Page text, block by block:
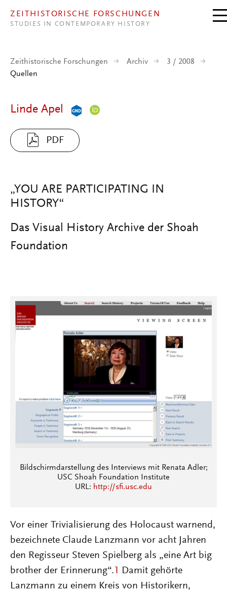
ZEITHISTORISCHE FORSCHUNGEN
STUDIES IN CONTEMPORARY HISTORY
Zeithistorische Forschungen Archiv
3 / 2008
Quellen
Linde Apel
PDF
„YOU ARE PARTICIPATING IN
HISTORY“
Das Visual History Archive der Shoah
Foundation
Bildschirmdarstellung des Interviews mit Renata Adler;
USC Shoah Foundation Institute
URL: http://sfi.usc.edu
Vor einer Trivialisierung des Holocaust warnend,
bezeichnete Claude Lanzmann vor acht Jahren
den Regisseur Steven Spielberg als „eine Art big
brother der Erinnerung“.1
Damit gehörte
Lanzmann zu einem Kreis von Historikern,